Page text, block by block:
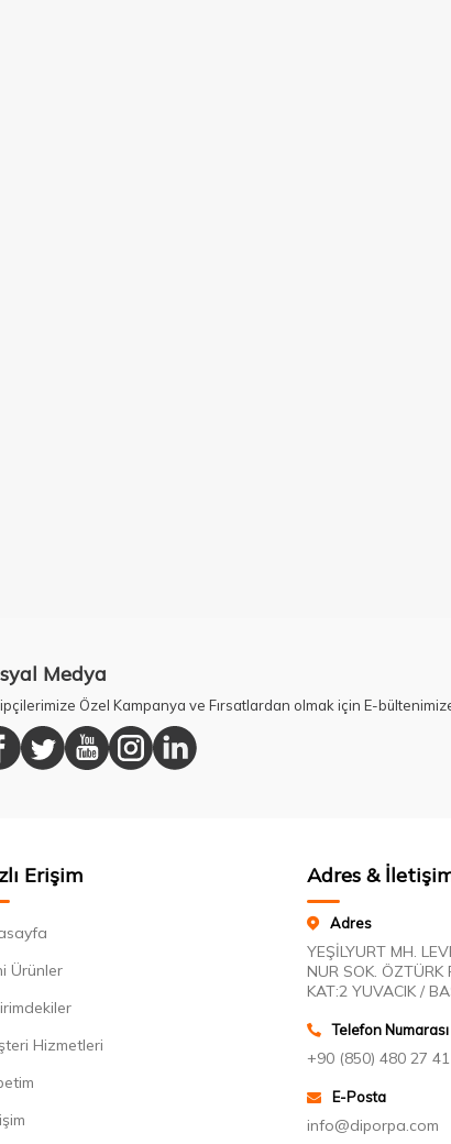
Medya
Özel Kampanya ve Fırsatlardan olmak için E-
Erişim
Ürünler
Hizmetleri
Adres &
Adres
YEŞİLYURT MH.
NUR SOK. ÖZTÜRK
KAT:2 YUVACIK /
Telefon Numarası
+90 (850) 480 27 41
E-Posta
info@diporpa.com